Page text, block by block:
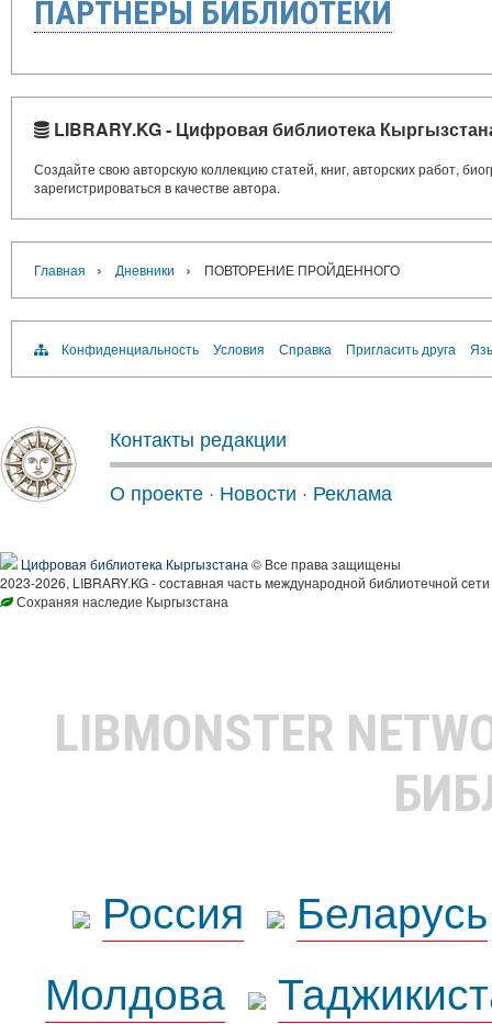
ПАРТНЁРЫ БИБЛИОТЕКИ
LIBRARY.KG - Цифровая библиотека
Создайте свою авторскую коллекцию статей, книг, авторских работ,
зарегистрироваться в качестве автора.
Главная › Дневники › ПОВТОРЕНИЕ ПРОЙДЕННОГО
Конфиденциальность Условия Справка Пригласить друга
Контакты редакции
О проекте · Новости · Реклама
Цифровая библиотека Кыргызстана © Все права защищены
2023-2026, LIBRARY.KG - составная часть международной библиотечной
Сохраняя наследие Кыргызстана
LIBMONSTER
Россия
Беларусь
Молдова